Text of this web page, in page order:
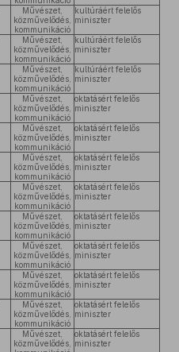
Művészet,
közművelődés,
kommunikáció
kultúráért felelős
miniszter
Művészet,
közművelődés,
kommunikáció
kultúráért felelős
miniszter
Művészet,
közművelődés,
kommunikáció
kultúráért felelős
miniszter
Művészet,
közművelődés,
kommunikáció
oktatásért felelős
miniszter
Művészet,
közművelődés,
kommunikáció
oktatásért felelős
miniszter
Művészet,
közművelődés,
kommunikáció
oktatásért felelős
miniszter
Művészet,
közművelődés,
kommunikáció
oktatásért felelős
miniszter
Művészet,
közművelődés,
kommunikáció
oktatásért felelős
miniszter
Művészet,
közművelődés,
kommunikáció
oktatásért felelős
miniszter
Művészet,
közművelődés,
kommunikáció
oktatásért felelős
miniszter
Művészet,
közművelődés,
kommunikáció
oktatásért felelős
miniszter
Művészet,
közművelődés,
oktatásért felelős
miniszter